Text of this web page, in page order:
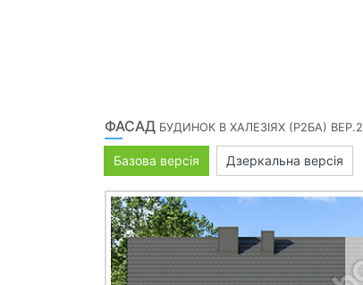
ФАСАД БУДИНОК В ХАЛЕЗІЯХ (Р2БА) ВЕР.2
Базова версія Дзеркальна версія